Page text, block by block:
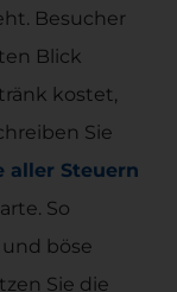
Besucher
Blick
kostet,
Sie
aller Steuern
So
böse
Sie die